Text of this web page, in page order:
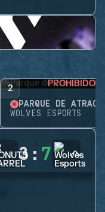
2 PROHIBIDO
PARQUE DE
WOLVES ESPORTS
3 : 7